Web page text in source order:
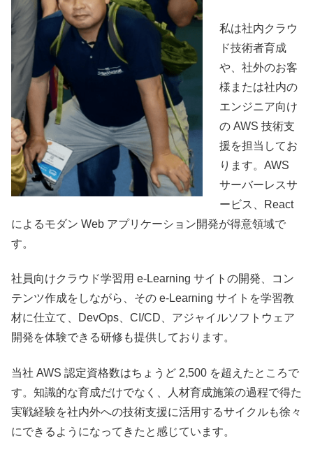
私は社内クラウ
ド技術者育成
や、社外のお客
様または社内の
エンジニア向け
の AWS 技術支
援を担当してお
ります。AWS
サーバーレスサ
ービス、React
によるモダン Web アプリケーション開発が得意領域で
す。
社員向けクラウド学習用 e-Learning サイトの開発、コン
テンツ作成をしながら、その e-Learning サイトを学習教
材に仕立て、DevOps、CI/CD、アジャイルソフトウェア
開発を体験できる研修も提供しております。
当社 AWS 認定資格数はちょうど 2,500 を超えたところで
す。知識的な育成だけでなく、人材育成施策の過程で得た
実戦経験を社内外への技術支援に活用するサイクルも徐々
にできるようになってきたと感じています。